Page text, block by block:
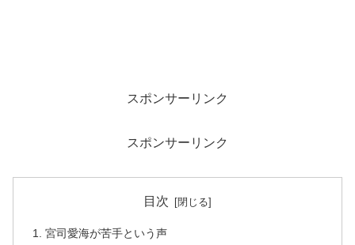
スポンサーリンク
スポンサーリンク
目次
宮司愛海が苦手という声